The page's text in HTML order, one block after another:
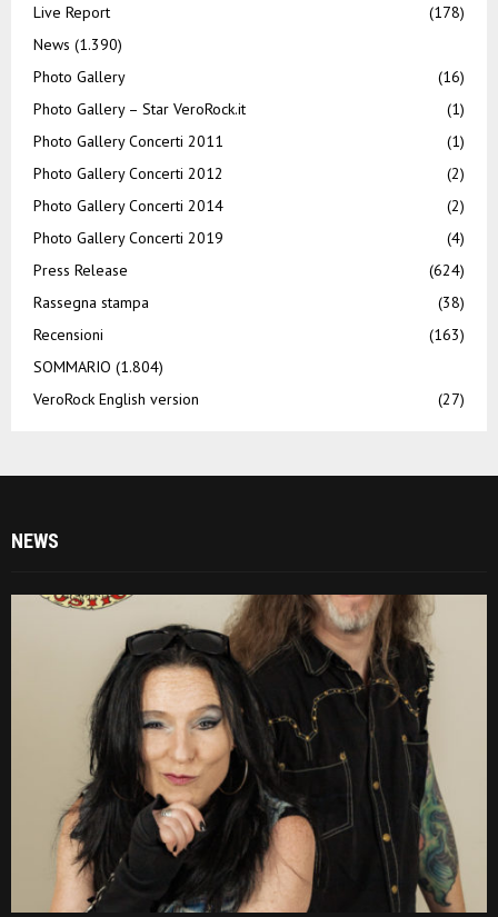
Live Report
(178)
News (1.390)
Photo Gallery
(16)
Photo Gallery – Star VeroRock.it
(1)
Photo Gallery Concerti 2011
(1)
Photo Gallery Concerti 2012
(2)
Photo Gallery Concerti 2014
(2)
Photo Gallery Concerti 2019
(4)
Press Release
(624)
Rassegna stampa
(38)
Recensioni
(163)
SOMMARIO (1.804)
VeroRock English version
(27)
NEWS